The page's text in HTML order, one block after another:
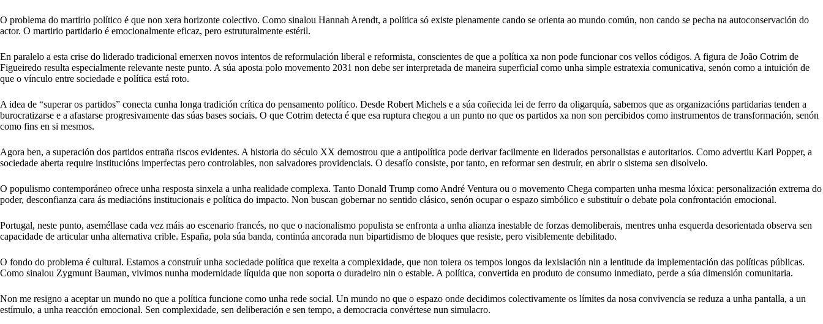
O problema do martirio político é que non xera horizonte colectivo. Como sinalou Hannah Arendt, a política só existe plenamente cando se orienta ao mundo común, non cando se pecha na autoconservación do
actor. O martirio partidario é emocionalmente eficaz, pero estruturalmente estéril.
En paralelo a esta crise do liderado tradicional emerxen novos intentos de reformulación liberal e reformista, conscientes de que a política xa non pode funcionar cos vellos códigos. A figura de João Cotrim de
Figueiredo resulta especialmente relevante neste punto. A súa aposta polo movemento 2031 non debe ser interpretada de maneira superficial como unha simple estratexia comunicativa, senón como a intuición de
que o vínculo entre sociedade e política está roto.
A idea de “superar os partidos” conecta cunha longa tradición crítica do pensamento político. Desde Robert Michels e a súa coñecida lei de ferro da oligarquía, sabemos que as organizacións partidarias tenden a
burocratizarse e a afastarse progresivamente das súas bases sociais. O que Cotrim detecta é que esa ruptura chegou a un punto no que os partidos xa non son percibidos como instrumentos de transformación, senón
como fins en si mesmos.
Agora ben, a superación dos partidos entraña riscos evidentes. A historia do século XX demostrou que a antipolítica pode derivar facilmente en liderados personalistas e autoritarios. Como advertiu Karl Popper, a
sociedade aberta require institucións imperfectas pero controlables, non salvadores providenciais. O desafío consiste, por tanto, en reformar sen destruír, en abrir o sistema sen disolvelo.
O populismo contemporáneo ofrece unha resposta sinxela a unha realidade complexa. Tanto Donald Trump como André Ventura ou o movemento Chega comparten unha mesma lóxica: personalización extrema do
poder, desconfianza cara ás mediacións institucionais e política do impacto. Non buscan gobernar no sentido clásico, senón ocupar o espazo simbólico e substituír o debate pola confrontación emocional.
Portugal, neste punto, aseméllase cada vez máis ao escenario francés, no que o nacionalismo populista se enfronta a unha alianza inestable de forzas demoliberais, mentres unha esquerda desorientada observa sen
capacidade de articular unha alternativa crible. España, pola súa banda, continúa ancorada nun bipartidismo de bloques que resiste, pero visiblemente debilitado.
O fondo do problema é cultural. Estamos a construír unha sociedade política que rexeita a complexidade, que non tolera os tempos longos da lexislación nin a lentitude da implementación das políticas públicas.
Como sinalou Zygmunt Bauman, vivimos nunha modernidade líquida que non soporta o duradeiro nin o estable. A política, convertida en produto de consumo inmediato, perde a súa dimensión comunitaria.
Non me resigno a aceptar un mundo no que a política funcione como unha rede social. Un mundo no que o espazo onde decidimos colectivamente os límites da nosa convivencia se reduza a unha pantalla, a un
estímulo, a unha reacción emocional. Sen complexidade, sen deliberación e sen tempo, a democracia convértese nun simulacro.